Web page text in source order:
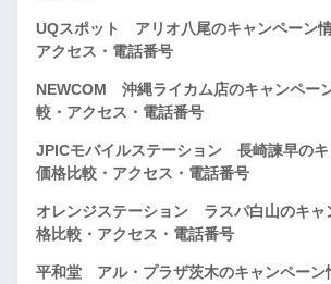
UQスポット アリオ八尾のキャンペーン
アクセス・電話番号
NEWCOM 沖縄ライカム店のキャンペー
較・アクセス・電話番号
JPICモバイルステーション 長崎諫早のキ
価格比較・アクセス・電話番号
オレンジステーション ラスパ白山のキャ
格比較・アクセス・電話番号
平和堂 アル・プラザ茨木のキャンペーン